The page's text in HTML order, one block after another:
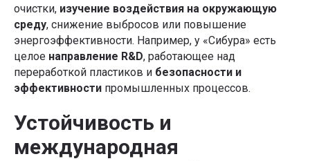
очистки, изучение воздействия на окружающую
среду, снижение выбросов или повышение
энергоэффективности. Например, у «Сибура» есть
целое направление R&D, работающее над
переработкой пластиков и безопасности и
эффективности промышленных процессов.
Устойчивость и
международная
Статью подготовила
Мария Куприкова